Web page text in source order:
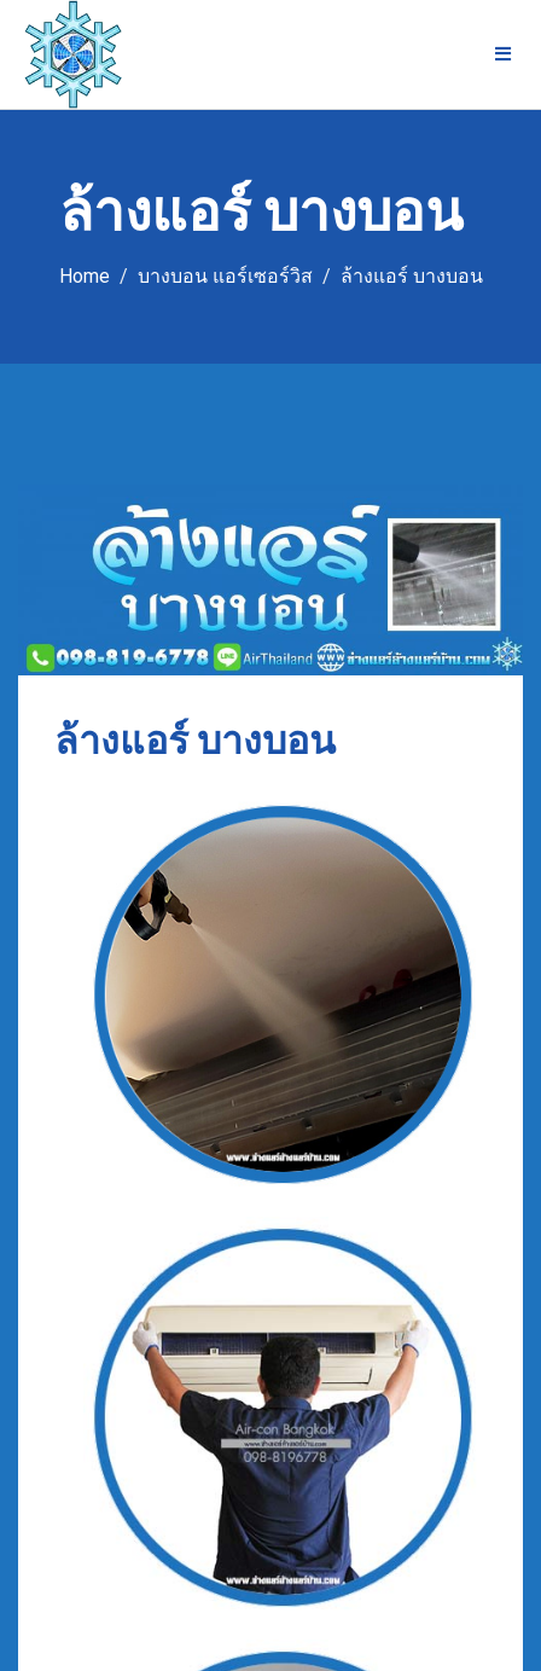
content
ล้างแอร์ บางบอน
Home บางบอน แอร์เซอร์วิส ล้างแอร์ บางบอน
ล้างแอร์ บางบอน